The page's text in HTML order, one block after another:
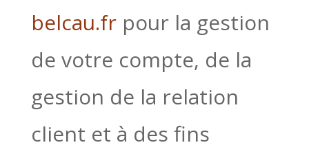
belcau.frpour la gestion
de votre compte, de la
gestion de la relation
client et à des fins